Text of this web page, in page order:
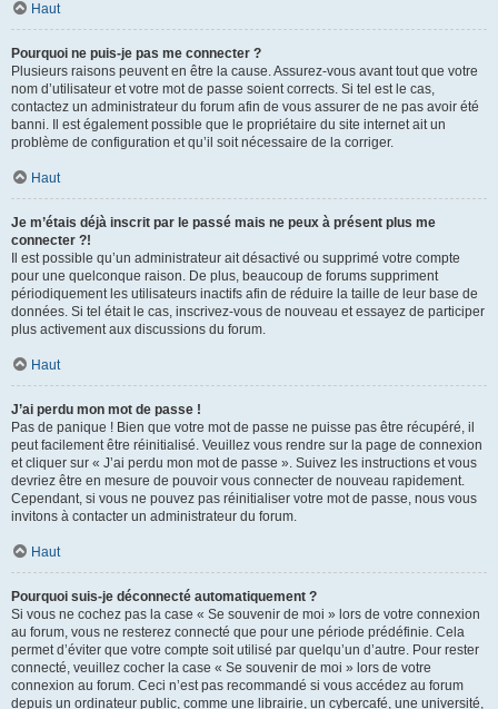
Haut
Pourquoi ne puis-je pas me connecter ?
Plusieurs raisons peuvent en être la cause. Assurez-vous avant tout que votre
nom d’utilisateur et votre mot de passe soient corrects. Si tel est le cas,
contactez un administrateur du forum afin de vous assurer de ne pas avoir été
banni. Il est également possible que le propriétaire du site internet ait un
problème de configuration et qu’il soit nécessaire de la corriger.
Haut
Je m’étais déjà inscrit par le passé mais ne peux à présent plus me
connecter ?!
Il est possible qu’un administrateur ait désactivé ou supprimé votre compte
pour une quelconque raison. De plus, beaucoup de forums suppriment
périodiquement les utilisateurs inactifs afin de réduire la taille de leur base de
données. Si tel était le cas, inscrivez-vous de nouveau et essayez de participer
plus activement aux discussions du forum.
Haut
J’ai perdu mon mot de passe !
Pas de panique ! Bien que votre mot de passe ne puisse pas être récupéré, il
peut facilement être réinitialisé. Veuillez vous rendre sur la page de connexion
et cliquer sur « J’ai perdu mon mot de passe ». Suivez les instructions et vous
devriez être en mesure de pouvoir vous connecter de nouveau rapidement.
Cependant, si vous ne pouvez pas réinitialiser votre mot de passe, nous vous
invitons à contacter un administrateur du forum.
Haut
Pourquoi suis-je déconnecté automatiquement ?
Si vous ne cochez pas la case « Se souvenir de moi » lors de votre connexion
au forum, vous ne resterez connecté que pour une période prédéfinie. Cela
permet d’éviter que votre compte soit utilisé par quelqu’un d’autre. Pour rester
connecté, veuillez cocher la case « Se souvenir de moi » lors de votre
connexion au forum. Ceci n’est pas recommandé si vous accédez au forum
depuis un ordinateur public, comme une librairie, un cybercafé, une université,